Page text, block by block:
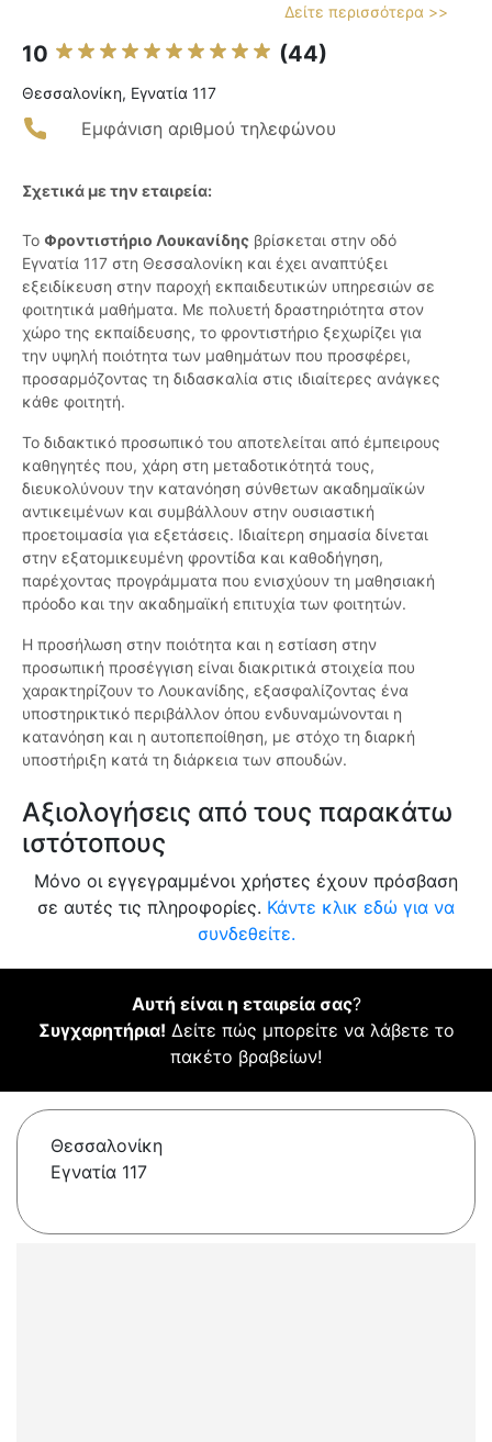
Δείτε περισσότερα >>
10 (44)
Θεσσαλονίκη, Εγνατία 117
Εμφάνιση αριθμού τηλεφώνου
Σχετικά με την εταιρεία:
Το Φροντιστήριο Λουκανίδης βρίσκεται στην οδό
Εγνατία 117 στη Θεσσαλονίκη και έχει αναπτύξει
εξειδίκευση στην παροχή εκπαιδευτικών υπηρεσιών σε
φοιτητικά μαθήματα. Με πολυετή δραστηριότητα στον
χώρο της εκπαίδευσης, το φροντιστήριο ξεχωρίζει για
την υψηλή ποιότητα των μαθημάτων που προσφέρει,
προσαρμόζοντας τη διδασκαλία στις ιδιαίτερες ανάγκες
κάθε φοιτητή.
Το διδακτικό προσωπικό του αποτελείται από έμπειρους
καθηγητές που, χάρη στη μεταδοτικότητά τους,
διευκολύνουν την κατανόηση σύνθετων ακαδημαϊκών
αντικειμένων και συμβάλλουν στην ουσιαστική
προετοιμασία για εξετάσεις. Ιδιαίτερη σημασία δίνεται
στην εξατομικευμένη φροντίδα και καθοδήγηση,
παρέχοντας προγράμματα που ενισχύουν τη μαθησιακή
πρόοδο και την ακαδημαϊκή επιτυχία των φοιτητών.
Η προσήλωση στην ποιότητα και η εστίαση στην
προσωπική προσέγγιση είναι διακριτικά στοιχεία που
χαρακτηρίζουν το Λουκανίδης, εξασφαλίζοντας ένα
υποστηρικτικό περιβάλλον όπου ενδυναμώνονται η
κατανόηση και η αυτοπεποίθηση, με στόχο τη διαρκή
υποστήριξη κατά τη διάρκεια των σπουδών.
Αξιολογήσεις από τους παρακάτω
ιστότοπους
Μόνο οι εγγεγραμμένοι χρήστες έχουν πρόσβαση
σε αυτές τις πληροφορίες. Κάντε κλικ εδώ για να
συνδεθείτε.
Αυτή είναι η εταιρεία σας?
Συγχαρητήρια! Δείτε πώς μπορείτε να λάβετε το
πακέτο βραβείων!
Θεσσαλονίκη
Εγνατία 117